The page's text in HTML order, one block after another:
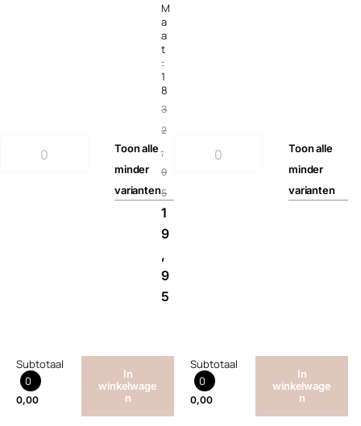
Toonalle
minder
varianten
Subtotaal
0
0,00
In
winkelwage
n
M
a
a
t
:
1
8
3
2
,
9
5
1
9
,
9
5
Toonalle
minder
varianten
Subtotaal
0
0,00
In
winkelwage
n